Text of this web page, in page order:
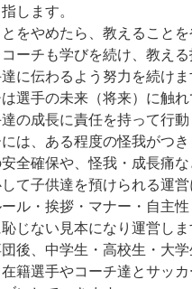
します。
とをやめたら、教えること
ーチも学びを続け、教え
に伝わるよう努力を続けま
は選手の未来（将来）に触
の成長に責任を持って行動
は、ある程度の怪我がつ
全確保や、怪我・成長痛
て子供達を預けられる運営
ル・挨拶・マナー・自主性
じない見本になり運営しま
後、中学生・高校生・大
籍選手やコーチ達とサッ